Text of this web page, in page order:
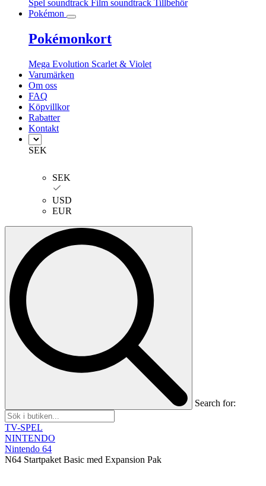
Spel soundtrack Film soundtrack Tillbehör
Pokémon
Pokémonkort
Mega Evolution Scarlet & Violet
Varumärken
Om oss
FAQ
Köpvillkor
Rabatter
Kontakt
SEK
SEK
USD
EUR
Search for:
TV-SPEL
NINTENDO
Nintendo 64
N64 Startpaket Basic med Expansion Pak